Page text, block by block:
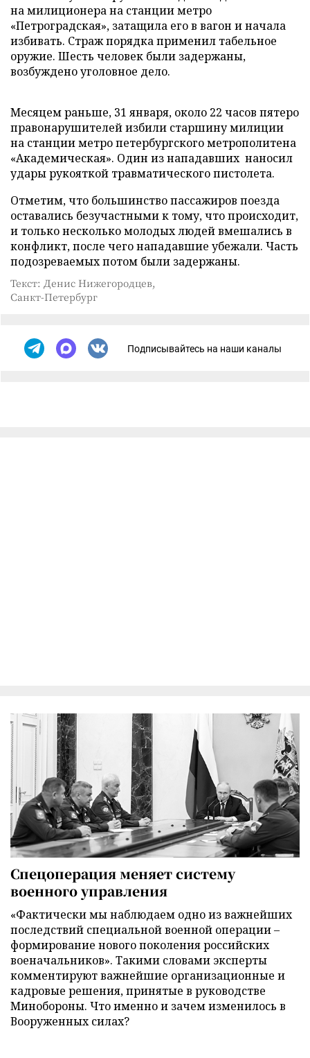
на милиционера на станции метро
«Петроградская», затащила его в вагон и начала
избивать. Страж порядка применил табельное
оружие. Шесть человек были задержаны,
возбуждено уголовное дело.
Месяцем раньше, 31 января, около 22 часов пятеро
правонарушителей избили старшину милиции
на станции метро петербургского метрополитена
«Академическая». Один из нападавших наносил
удары рукояткой травматического пистолета.
Отметим, что большинство пассажиров поезда
оставались безучастными к тому, что происходит,
и только несколько молодых людей вмешались в
конфликт, после чего нападавшие убежали. Часть
подозреваемых потом были задержаны.
Текст: Денис Нижегородцев,
Санкт-Петербург
Подписывайтесь на наши каналы
Спецоперация меняет систему
военного управления
«Фактически мы наблюдаем одно из важнейших
последствий специальной военной операции –
формирование нового поколения российских
военачальников». Такими словами эксперты
комментируют важнейшие организационные и
кадровые решения, принятые в руководстве
Минобороны. Что именно и зачем изменилось в
Вооруженных силах?